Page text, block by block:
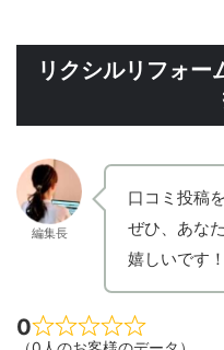
リクシルリフォー
編集長
口コミ投稿
ぜひ、あな
嬉しいです！
0